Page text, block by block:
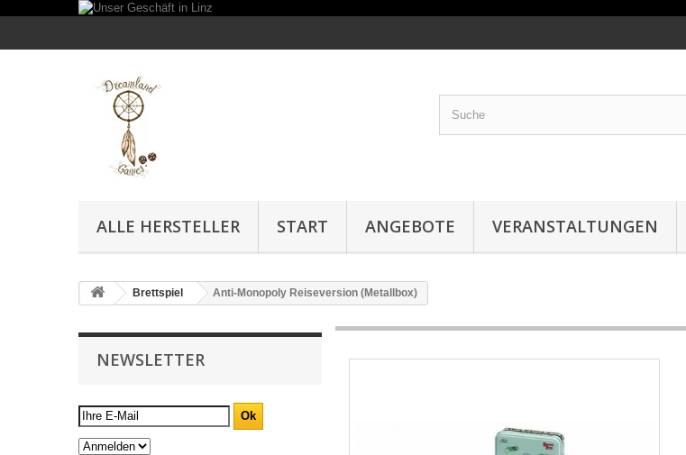
ALLE HERSTELLER START ANGEBOTE VERANSTALTUNGEN
Brettspiel Anti-Monopoly Reiseversion (Metallbox)
NEWSLETTER